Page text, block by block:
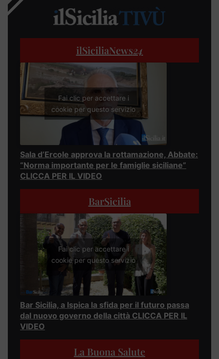
ilSiciliaNews24
Fai clic per accettare i
cookie per questo servizio
Sala d’Ercole approva la rottamazione, Abbate:
“Norma importante per le famiglie siciliane”
CLICCA PER IL VIDEO
BarSicilia
Fai clic per accettare i
cookie per questo servizio
Bar Sicilia, a Ispica la sfida per il futuro passa
dal nuovo governo della città CLICCA PER IL
VIDEO
La Buona Salute